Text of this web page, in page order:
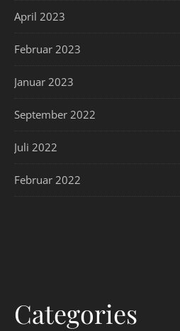
April 2023
Februar 2023
Januar 2023
September 2022
Juli 2022
Februar 2022
Categories